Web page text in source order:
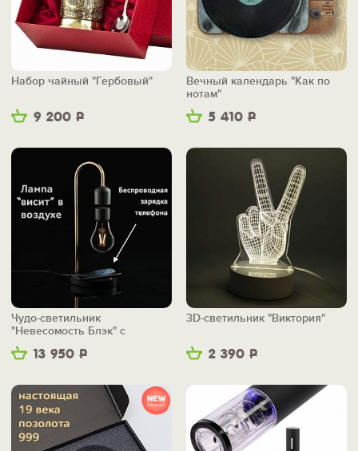
9 200 Р
Набор чайный "Гербовый"
5 410 Р
Вечный календарь "Как по
нотам"
13 950 Р
Чудо-светильник
"Невесомость Блэк" с
беспроводной зарядкой
2 390 Р
3D-светильник "Виктория"